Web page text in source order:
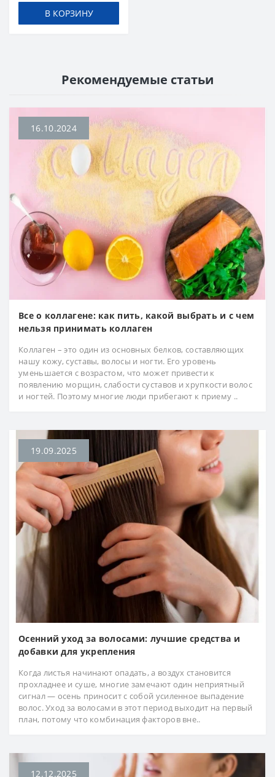
В КОРЗИНУ
Рекомендуемые статьи
16.10.2024
Все о коллагене: как пить, какой выбрать и с чем
нельзя принимать коллаген
Коллаген – это один из основных белков, составляющих
нашу кожу, суставы, волосы и ногти. Его уровень
уменьшается с возрастом, что может привести к
появлению морщин, слабости суставов и хрупкости волос
и ногтей. Поэтому многие люди прибегают к приему ..
19.09.2025
Осенний уход за волосами: лучшие средства и
добавки для укрепления
Когда листья начинают опадать, а воздух становится
прохладнее и суше, многие замечают один неприятный
сигнал — осень приносит с собой усиленное выпадение
волос. Уход за волосами в этот период выходит на первый
план, потому что комбинация факторов вне..
12.12.2025